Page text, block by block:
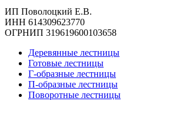
ИП Поволоцкий Е.В.
ИНН 614309623770
ОГРНИП 319619600103658
Деревянные лестницы
Готовые лестницы
Г-образные лестницы
П-образные лестницы
Поворотные лестницы